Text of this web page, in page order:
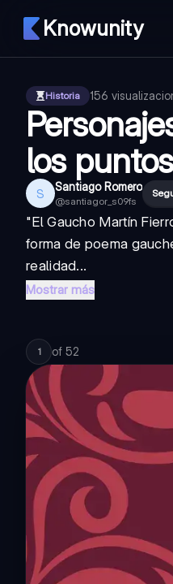
Knowunity
Historia 156
los
S Santiago Romero
@santiagor_s09fs
"El Gaucho Martín
forma de poema
realidad...
Mostrar más
1 of 52